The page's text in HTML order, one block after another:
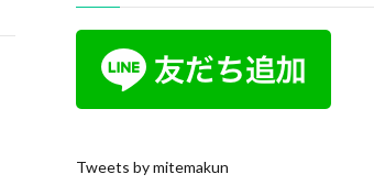
Tweets by mitemakun